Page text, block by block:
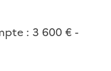
: 3 600 € -